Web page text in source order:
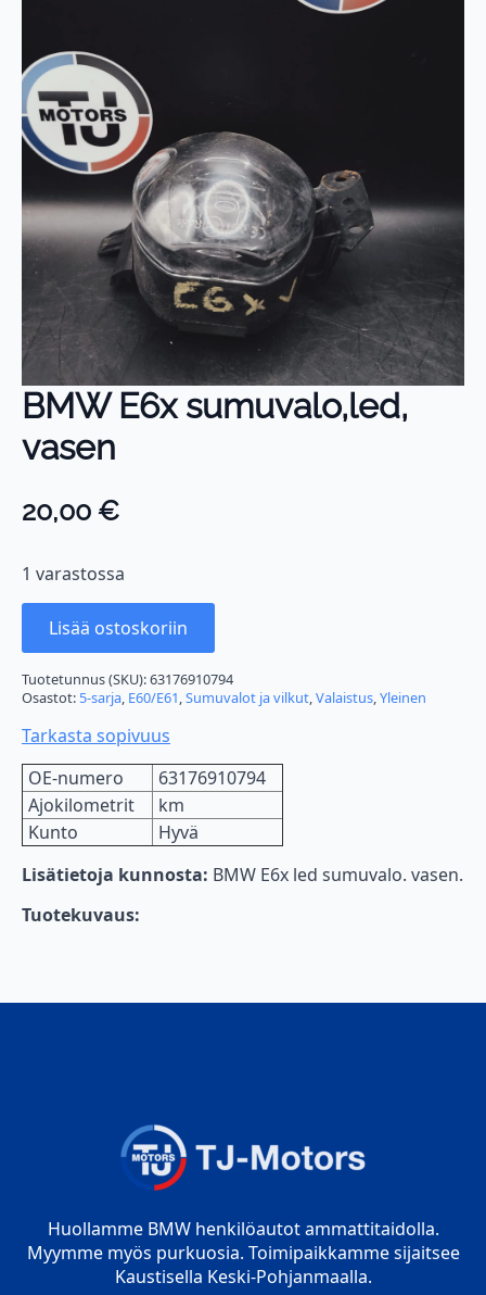
BMW E6x sumuvalo,led,
vasen
20,00 €
1 varastossa
Lisää ostoskoriin
Tuotetunnus (SKU):63176910794
Osastot: 5-sarja, E60/E61,Sumuvalot ja vilkut,Valaistus,Yleinen
Tarkasta sopivuus
OE-numero
63176910794
Ajokilometrit
km
Kunto
Hyvä
Lisätietoja kunnosta: BMW E6x led sumuvalo. vasen.
Tuotekuvaus:
Huollamme BMW henkilöautot ammattitaidolla.
Myymme myös purkuosia. Toimipaikkamme sijaitsee
Kaustisella Keski-Pohjanmaalla.